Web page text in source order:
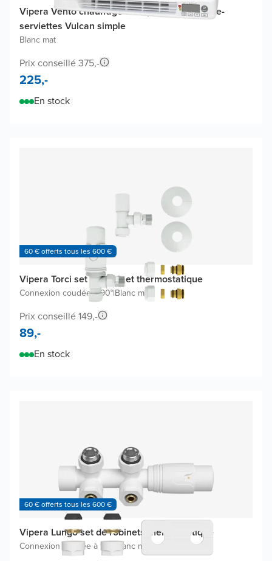
Vipera Vento chauffage à air pulsé pour sèche-
serviettes Vulcan simple
Blanc mat
Prix conseillé 375,-
225,-
En stock
60 € offerts tous les 600 €
Vipera Torci set de robinet thermostatique
Connexion coudée à 90°|Blanc mat
Prix conseillé 149,-
89,-
En stock
60 € offerts tous les 600 €
Vipera Lungo set de robinets thermostatique
Connexion coudée à 90°|Blanc mat